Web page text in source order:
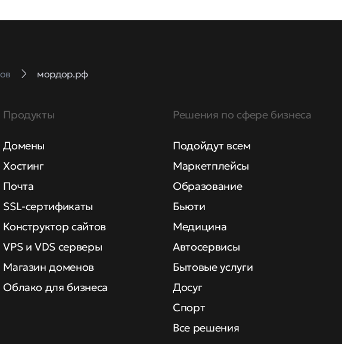
мордор.рф
Продукты
Домены
Хостинг
Почта
SSL-сертификаты
Конструктор сайтов
VPS и VDS серверы
Магазин доменов
Облако для бизнеса
Решения по сфере бизнеса
Подойдут всем
Маркетплейсы
Образование
Бьюти
Медицина
Автосервисы
Бытовые услуги
Досуг
Спорт
Все решения